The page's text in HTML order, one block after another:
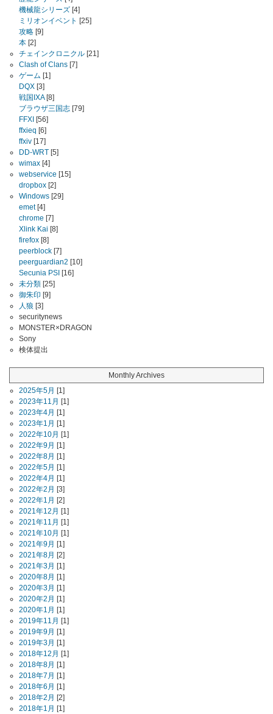
機械龍シリーズ [4]
ミリオンイベント [25]
攻略 [9]
本 [2]
チェインクロニクル [21]
Clash of Clans [7]
ゲーム [1]
DQX [3]
戦国IXA[8]
ブラウザ三国志 [79]
FFXI [56]
ffxieq [6]
ffxiv [17]
DD-WRT [5]
wimax [4]
webservice [15]
dropbox [2]
Windows [29]
emet[4]
chrome [7]
Xlink Kai [8]
firefox [8]
peerblock [7]
peerguardian2 [10]
Secunia PSI [16]
未分類 [25]
御朱印 [9]
人狼 [3]
securitynews
MONSTER×DRAGON
Sony
検体提出
Monthly Archives
2025年5月 [1]
2023年11月 [1]
2023年4月 [1]
2023年1月 [1]
2022年10月 [1]
2022年9月 [1]
2022年8月 [1]
2022年5月 [1]
2022年4月 [1]
2022年2月 [3]
2022年1月 [2]
2021年12月 [1]
2021年11月 [1]
2021年10月 [1]
2021年9月 [1]
2021年8月 [2]
2021年3月 [1]
2020年8月 [1]
2020年3月 [1]
2020年2月 [1]
2020年1月 [1]
2019年11月 [1]
2019年9月 [1]
2019年3月 [1]
2018年12月 [1]
2018年8月 [1]
2018年7月 [1]
2018年6月 [1]
2018年2月 [2]
2018年1月 [1]